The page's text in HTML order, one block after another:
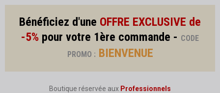
Bénéficiez d'une OFFRE EXCLUSIVE de
-5% pour votre 1ère commande - CODE
PROMO : BIENVENUE
Boutique réservée aux Professionnels